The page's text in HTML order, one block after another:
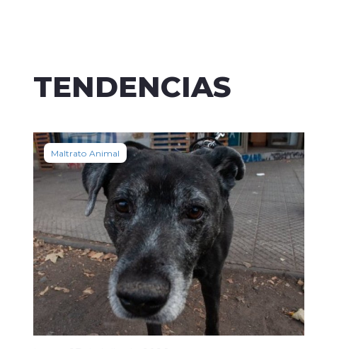
TENDENCIAS
Maltrato Animal